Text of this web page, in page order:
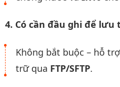
4. Có cần đầu ghi để lưu
Không bắt buộc – hỗ
trữ qua FTP/SFTP.